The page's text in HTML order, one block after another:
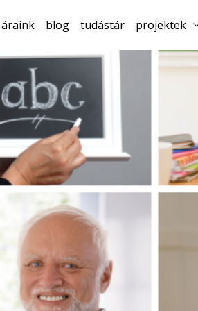
áraink blog tudástár projektek